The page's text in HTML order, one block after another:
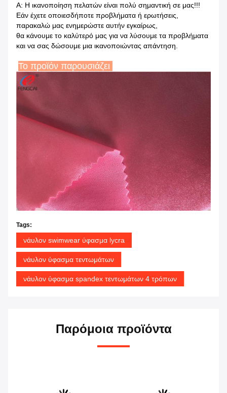
Α: Η ικανοποίηση πελατών είναι πολύ σημαντική σε μας!!!
Εάν έχετε οποιεσδήποτε προβλήματα ή ερωτήσεις,
παρακαλώ μας ενημερώστε αυτήν εγκαίρως,
θα κάνουμε το καλύτερό μας για να λύσουμε τα προβλήματα
και να σας δώσουμε μια ικανοποιώντας απάντηση.
Το προϊόν παρουσιάζει
Tags:
νάυλον swimwear ύφασμα lycra
νάυλον ύφασμα τεντωμάτων
νάυλον ύφασμα spandex τεντωμάτων 4 τρόπων
Παρόμοια προϊόντα